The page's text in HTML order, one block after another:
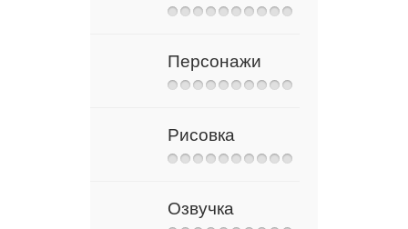
Персонажи
Рисовка
Озвучка